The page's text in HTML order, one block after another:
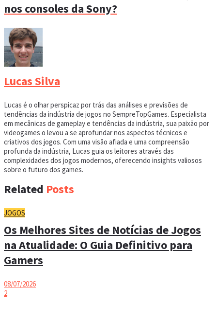
nos consoles da Sony?
Lucas Silva
Lucas é o olhar perspicaz por trás das análises e previsões de
tendências da indústria de jogos no SempreTopGames. Especialista
em mecânicas de gameplay e tendências da indústria, sua paixão por
videogames o levou a se aprofundar nos aspectos técnicos e
criativos dos jogos. Com uma visão afiada e uma compreensão
profunda da indústria, Lucas guia os leitores através das
complexidades dos jogos modernos, oferecendo insights valiosos
sobre o futuro dos games.
Related Posts
JOGOS
Os Melhores Sites de Notícias de Jogos
na Atualidade: O Guia Definitivo para
Gamers
08/07/2026
2